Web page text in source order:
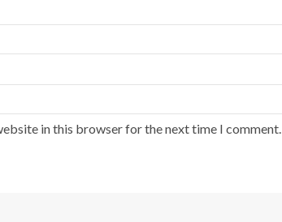
in this browser for the next time I comment.